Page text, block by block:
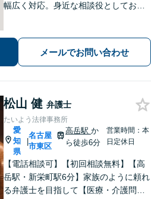
幅広く対応。身近な相談役としてお悩
め、まずは気軽にご相談ください。
【土日祝対応可、夜間対応可】【オン
メールでお問い合わせ
松山 健 弁護士
たいよう法律事務所
愛
知
県
|
名古屋
市東区
高岳駅 か
ら徒歩6分
営業時間：本
日定休日
【電話相談可】【初回相談無料】【高
岳駅・新栄町駅6分】家族のように頼れ
る弁護士を目指して【医療・介護問